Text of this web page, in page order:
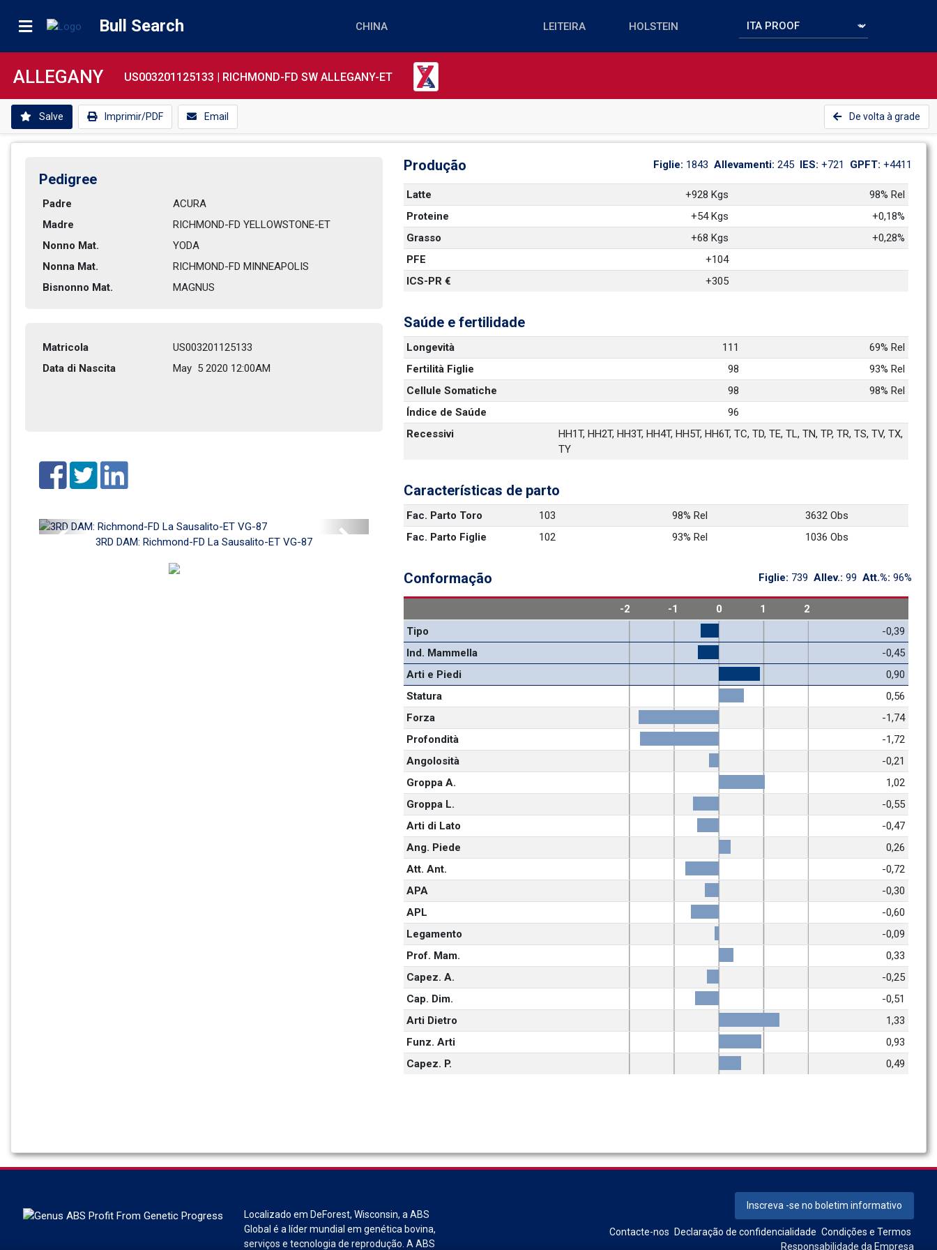
Bull Search
ALLEGANY US003201125133 | RICHMOND-FD SW ALLEGANY-ET
Salve Imprimir/PDF Email De volta à grade
Pedigree
Padre
ACURA
Madre
RICHMOND-FD YELLOWSTONE-ET
Nonno Mat.
YODA
Nonna Mat.
RICHMOND-FD MINNEAPOLIS
Bisnonno Mat.
MAGNUS
Matricola
US003201125133
Data di Nascita
May  5 2020 12:00AM
3RD DAM: Richmond-FD La Sausalito-ET VG-87
Previous
Produção Figlie: 1843 Allevamenti: 245 IES: +721 GPFT: +4411
Latte +928 Kgs
98% Rel
Proteine
+54 Kgs
+0,18%
Grasso
+68 Kgs
+0,28%
PFE
+104
ICS-PR €
+305
Saúde e fertilidade
Longevità 111
69% Rel
Fertilità Figlie
98
93% Rel
Cellule Somatiche
98
98% Rel
Índice de Saúde
96
Recessivi
HH1T, HH2T, HH3T, HH4T, HH5T, HH6T, TC, TD, TE, TL, TN, TP, TR, TS, TV, TX,
TY
Características de parto
Fac. Parto Toro 103 98% Rel
3632 Obs
Fac. Parto Figlie
102 93% Rel 1036 Obs
Conformação Figlie: 739 Allev.: 99 Att.%: 96%
-2 -1 0 1
2
Tipo
-0,39
Ind. Mammella
-0,45
Arti e Piedi
0,90
Statura
0,56
Forza
-1,74
Profondità
-1,72
Angolosità
-0,21
Groppa A.
1,02
Groppa L.
-0,55
Arti di Lato
-0,47
Ang. Piede
0,26
Att. Ant.
-0,72
APA
-0,30
APL
-0,60
Legamento
-0,09
Prof. Mam.
0,33
Capez. A.
-0,25
Cap. Dim.
-0,51
Arti Dietro
1,33
Funz. Arti
0,93
Capez. P.
0,49
Localizado em DeForest, Wisconsin, a ABS
Global é a líder mundial em genética bovina,
serviços e tecnologia de reprodução. A ABS
Inscreva -se no boletim informativo
Contacte-nos Declaração de confidencialidade Condições e Termos
Responsabilidade da Empresa